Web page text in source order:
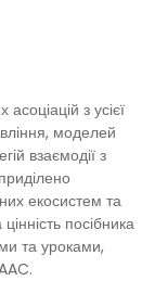
з усієї
моделей
взаємодії з
екосистем та
посібника
та уроками,